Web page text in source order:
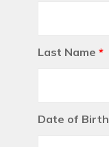
Last Name *
Date of Birth